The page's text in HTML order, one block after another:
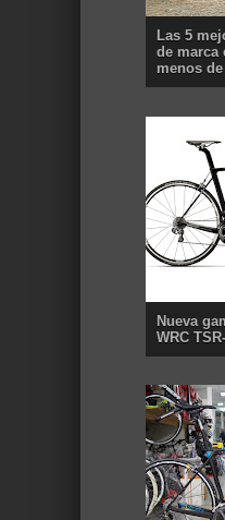
Las 5
de marca
menos de
Nueva
WRC